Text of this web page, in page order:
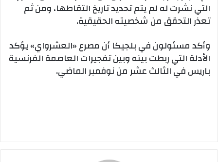
التي نشرت له لم يتم تحديد تاريخ التقاطها، ومن ثم
تعذر التحقق من شخصيته الحقيقية.
وأكد مسئولون في بلجيكا أن مصرع «العشرواي» يؤكد
الأدلة التي ربطت بينه وبين تفجيرات العاصمة الفرنسية
باريس في الثالث عشر من نوفمبر الماضي.